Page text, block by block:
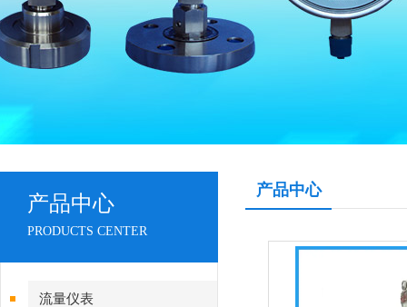
产品中心
PRODUCTS CENTER
流量仪表
产品中心